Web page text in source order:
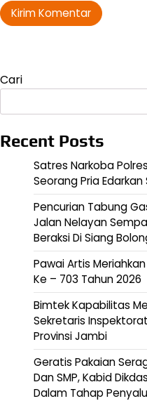
Cari
Recent Posts
Satres Narkoba
Seorang Pria
Pencurian Tabung
Jalan Nelayan
Beraksi Di Siang
Pawai Artis
Ke – 703 Tahun 2026
Bimtek Kapabilitas
Sekretaris
Provinsi Jambi
Geratis Pakaian
Dan SMP, Kabid
Dalam Tahap